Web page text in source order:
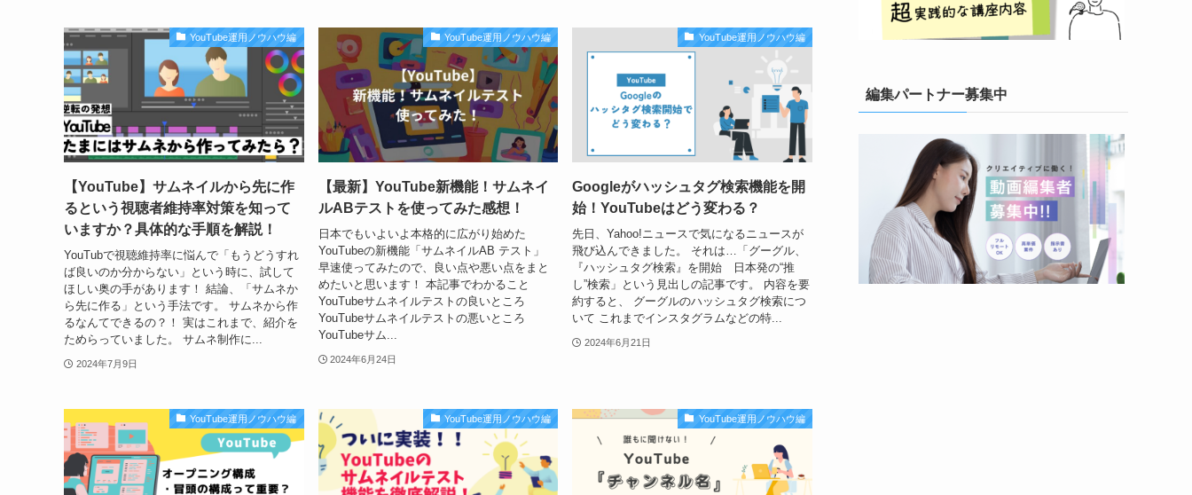
YouTube運用ノウハウ編
【YouTube】サムネイルから先に作
るという視聴者維持率対策を知って
いますか？具体的な手順を解説！
YouTubで視聴維持率に悩んで「もうどうすれ
ば良いのか分からない」という時に、試して
ほしい奥の手があります！ 結論、「サムネか
ら先に作る」という手法です。 サムネから作
るなんてできるの？！ 実はこれまで、紹介を
ためらっていました。 サムネ制作に...
2024年7月9日
YouTube運用ノウハウ編
【最新】YouTube新機能！サムネイ
ルABテストを使ってみた感想！
日本でもいよいよ本格的に広がり始めた
YouTubeの新機能「サムネイルAB テスト」
早速使ってみたので、良い点や悪い点をまと
めたいと思います！ 本記事でわかること
YouTubeサムネイルテストの良いところ
YouTubeサムネイルテストの悪いところ
YouTubeサム...
2024年6月24日
YouTube運用ノウハウ編
Googleがハッシュタグ検索機能を開
始！YouTubeはどう変わる？
先日、Yahoo!ニュースで気になるニュースが
飛び込んできました。 それは…「グーグル、
『ハッシュタグ検索』を開始 日本発の“推
し”検索」という見出しの記事です。 内容を要
約すると、 グーグルのハッシュタグ検索につ
いて これまでインスタグラムなどの特...
2024年6月21日
YouTube運用ノウハウ編 YouTube運用ノウハウ編 YouTube運用ノウハウ編
編集パートナー募集中